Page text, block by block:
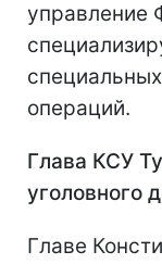
управление
операций.
Глава КСУ
уголовного
Главе